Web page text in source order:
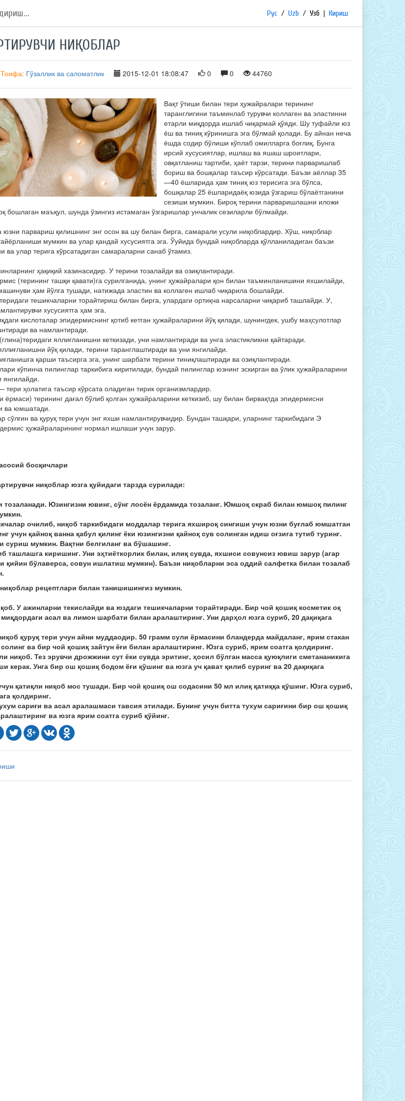
Рус / Uzb / Узб | Кириш
НИҚОБЛАР
Тоифа: Гўзаллик ва саломатлик 2015-12-01 18:08:47 0 0 44760
Вақт ўтиши билан тери ҳужайралари терининг
таранглигини таъминлаб турувчи коллаген ва эластинни
етарли миқдорда ишлаб чиқармай қўяди. Шу туфайли юз
ёш ва тиниқ кўринишга эга бўлмай қолади. Бу айнан неча
ёшда содир бўлиши кўплаб омилларга боғлиқ. Бунга
ирсий хусусиятлар, ишлаш ва яшаш шроитлари,
овқатланиш тартиби, ҳаёт тарзи, терини парваришлаб
бориш ва бошқалар таъсир кўрсатади. Баъзи аёллар 35
—40 ёшларида ҳам тиниқ юз терисига эга бўлса,
бошқалар 25 ёшларидаёқ юзида ўзгариш бўлаётганини
сезиши мумкин. Бироқ терини парваришлашни иложи
бошлаган маъқул, шунда ўзингиз истамаган ўзгаришлар унчалик сезиларли бўлмайди.
парвариш қилишнинг энг осон ва шу билан бирга, самарали усули ниқоблардир. Хўш, ниқоблар
мумкин ва улар қандай хусусиятга эга. Ўуйида бундай ниқобларда қўлланиладиган баъзи
ва улар терига кўрсатадиган самараларни санаб ўтамиз.
ҳақиқий хазинасидир. У терини тозалайди ва озиқлантиради.
(терининг ташқи қавати)га сурилганида, унинг ҳужайралари қон билан таъминланишини яхшилайди,
ҳам йўлга тушади, натижада эластин ва коллаген ишлаб чиқарила бошлайди.
тешикчаларни торайтириш билан бирга, улардаги ортиқча нарсаларни чиқариб ташлайди. У,
хусусиятга ҳам эга.
кислоталар эпидермиснинг қотиб кетган ҳужайраларини йўқ қилади, шунингдек, ушбу маҳсулотлар
ва намлантиради.
яллиғланишни кеткизади, уни намлантиради ва унга эластикликни қайтаради.
йўқ қилади, терини таранглаштиради ва уни янгилайди.
қарши таъсирга эга, унинг шарбати терини тиниқлаштиради ва озиқлантиради.
кўпинча пилинглар таркибига киритилади, бундай пилинглар юзнинг эскирган ва ўлик ҳужайраларини
янгилайди.
ҳолатига таъсир кўрсата оладиган тирик организмлардир.
ёрмаси) терининг дағал бўлиб қолган ҳужайраларини кеткизиб, шу билан бирвақтда эпидермисни
ва юмшатади.
сўлғин ва қуруқ тери учун энг яхши намлантирувчидир. Бундан ташқари, уларнинг таркибидаги Э
ҳужайраларининг нормал ишлаши учун зарур.
босқичлари
ниқоблар юзга қуйидаги тарзда сурилади:
тозаланади. Юзингизни ювинг, сўнг лосён ёрдамида тозаланг. Юмшоқ скраб билан юмшоқ пилинг
очилиб, ниқоб таркибидаги моддалар терига яхшироқ сингиши учун юзни буғлаб юмшатган
учун қайноқ ванна қабул қилинг ёки юзингизни қайноқ сув солинган идиш оғзига тутиб туринг.
суриш мумкин. Вақтни белгиланг ва бўшашинг.
ташлашга киришинг. Уни эҳтиёткорлик билан, илиқ сувда, яхшиси совунсиз ювиш зарур (агар
қийин бўлаверса, совун ишлатиш мумкин). Баъзи ниқобларни эса оддий салфетка билан тозалаб
рецептлари билан танишишингиз мумкин.
У ажинларни текислайди ва юздаги тешикчаларни торайтиради. Бир чой қошиқ косметик оқ
асал ва лимон шарбати билан аралаштиринг. Уни дарҳол юзга суриб, 20 дақиқага
қуруқ тери учун айни муддаодир. 50 грамм сули ёрмасини бландерда майдаланг, ярим стакан
солинг ва бир чой қошиқ зайтун ёғи билан аралаштиринг. Юзга суриб, ярим соатга қолдиринг.
ниқоб. Тез эрувчи дрожжини сут ёки сувда эритинг, ҳосил бўлган масса қуюқлиги сметананикига
керак. Унга бир ош қошиқ бодом ёғи қўшинг ва юзга уч қават қилиб суринг ва 20 дақиқага
қатиқли ниқоб мос тушади. Бир чой қошиқ ош содасини 50 мл илиқ қатиққа қўшинг. Юзга суриб,
қолдиринг.
сариғи ва асал аралашмаси тавсия этилади. Бунинг учун битта тухум сариғини бир ош қошиқ
ва юзга ярим соатга суриб қўйинг.